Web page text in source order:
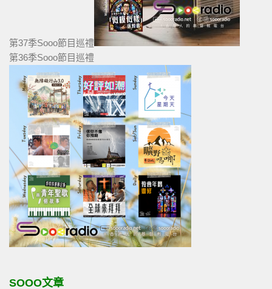
第37季Sooo節目巡禮
第36季Sooo節目巡禮
SOOO文章